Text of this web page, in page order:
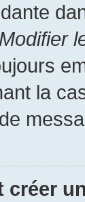
la
créer